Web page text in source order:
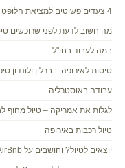
4 צעדים פשוטים למציאת הלופט המושלם עבור המסיבה שלך
מה חשוב לדעת לפני שרוכשים
במה לעבוד בחו"ל
טיסות לאירופה – ברלין
עבודה באוסטרליה
לגלות את אמריקה – טיול מחוף
טיול רכבות באירופה
יוצאים לטיול? וחושבים על AirBnb